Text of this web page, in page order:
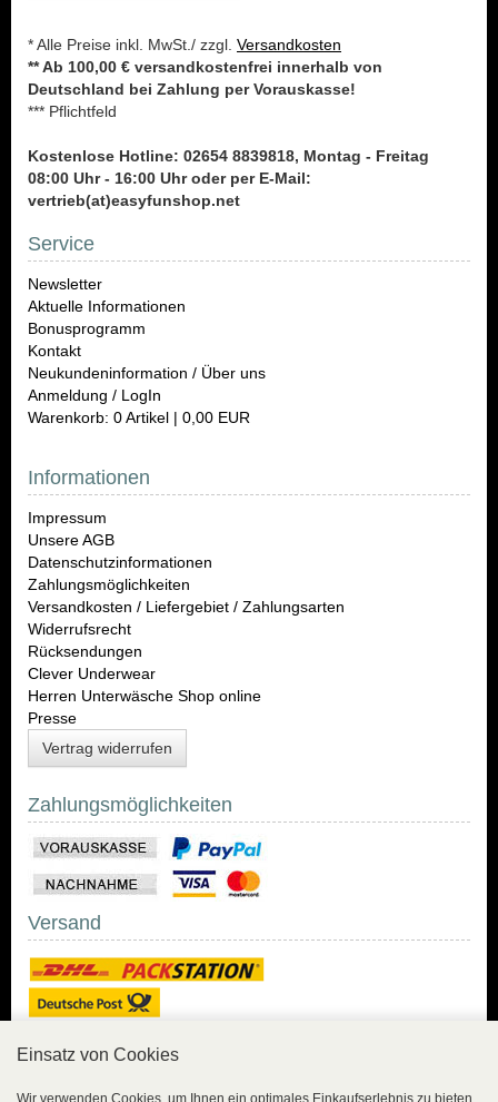
* Alle Preise inkl. MwSt./ zzgl. Versandkosten
** Ab 100,00 € versandkostenfrei innerhalb von
Deutschland bei Zahlung per Vorauskasse!
*** Pflichtfeld
Kostenlose Hotline: 02654 8839818, Montag - Freitag
08:00 Uhr - 16:00 Uhr oder per E-Mail:
vertrieb(at)easyfunshop.net
Service
Newsletter
Aktuelle Informationen
Bonusprogramm
Kontakt
Neukundeninformation / Über uns
Anmeldung / LogIn
Warenkorb: 0 Artikel | 0,00 EUR
Informationen
Impressum
Unsere AGB
Datenschutzinformationen
Zahlungsmöglichkeiten
Versandkosten / Liefergebiet / Zahlungsarten
Widerrufsrecht
Rücksendungen
Clever Underwear
Herren Unterwäsche Shop online
Presse
Vertrag widerrufen
Zahlungsmöglichkeiten
Versand
Einsatz von Cookies
Wir verwenden Cookies, um Ihnen ein optimales Einkaufserlebnis zu bieten.